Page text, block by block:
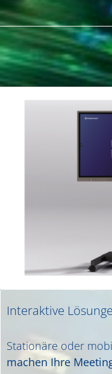
Interaktive
Stationäre oder
machen Ihre